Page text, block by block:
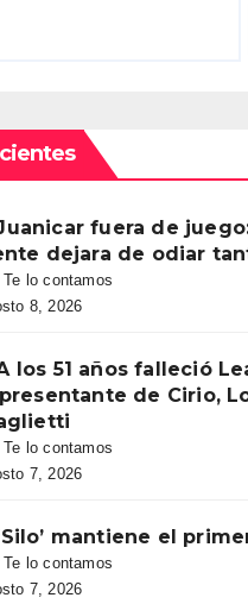
fuera de
dejara de odiar
Te lo contamos
8, 2026
los 51 años falleció
de Cirio,
Te lo contamos
7, 2026
mantiene el
Te lo contamos
7, 2026